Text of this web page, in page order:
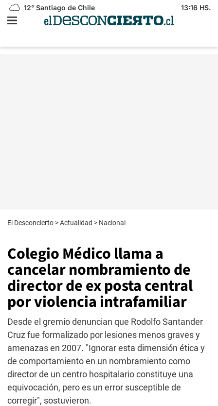
12° Santiago de Chile 13:16 HS.
El Desconcierto >Actualidad > Nacional
Colegio Médico llama a
cancelar nombramiento de
director de ex posta central
por violencia intrafamiliar
Desde el gremio denuncian que Rodolfo Santander
Cruz fue formalizado por lesiones menos graves y
amenazas en 2007. "Ignorar esta dimensión ética y
de comportamiento en un nombramiento como
director de un centro hospitalario constituye una
equivocación, pero es un error susceptible de
corregir", sostuvieron.